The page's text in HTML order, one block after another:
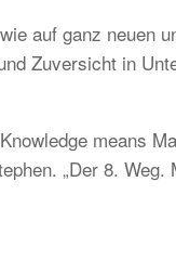
auf ganz neuen
Zuversicht in
means
„Der 8.